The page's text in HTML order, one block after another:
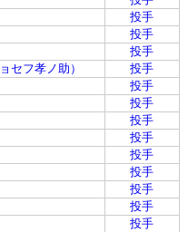
投手
投手
投手
セフ孝ノ助）
投手
投手
投手
投手
投手
投手
投手
投手
投手
投手